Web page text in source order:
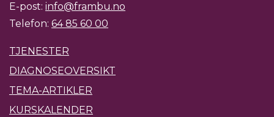
E-post: info@frambu.no
Telefon: 64 85 60 00
TJENESTER
DIAGNOSEOVERSIKT
TEMA-ARTIKLER
KURSKALENDER